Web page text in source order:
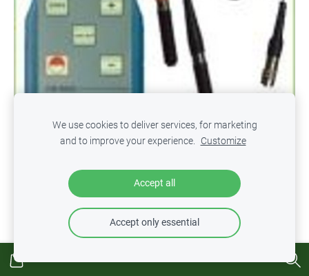
CM-8822 Biezuma mērītājs
€625.08
We use cookies to deliver services, for marketing
and to improve your experience. Customize
Accept all
Accept only essential